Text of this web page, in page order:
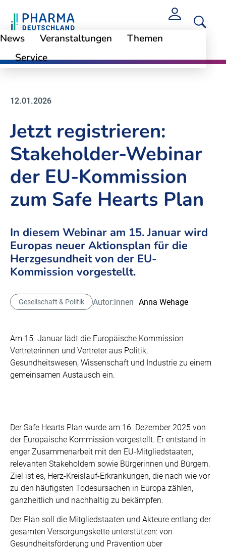
News Veranstaltungen
Themen
Service
News
12.01.2026
Jetzt registrieren:
Stakeholder-Webinar
der EU-Kommission
zum Safe Hearts Plan
In diesem Webinar am 15. Januar wird
Europas neuer Aktionsplan für die
Herzgesundheit von der EU-
Kommission vorgestellt.
Gesellschaft & Politik Autor:innen Anna Wehage
Am 15. Januar lädt die Europäische Kommission
Vertreterinnen und Vertreter aus Politik,
Gesundheitswesen, Wissenschaft und Industrie zu einem
gemeinsamen Austausch ein.
Der Safe Hearts Plan wurde am 16. Dezember 2025 von
der Europäische Kommission vorgestellt. Er entstand in
enger Zusammenarbeit mit den EU-Mitgliedstaaten,
relevanten Stakeholdern sowie Bürgerinnen und Bürgern.
Ziel ist es, Herz-Kreislauf-Erkrankungen, die nach wie vor
zu den häufigsten Todesursachen in Europa zählen,
ganzheitlich und nachhaltig zu bekämpfen.
Der Plan soll die Mitgliedstaaten und Akteure entlang der
gesamten Versorgungskette unterstützen: von
Gesundheitsförderung und Prävention über